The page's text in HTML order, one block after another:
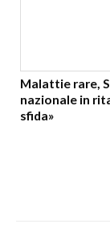
Malattie rare,
nazionale in
sfida»